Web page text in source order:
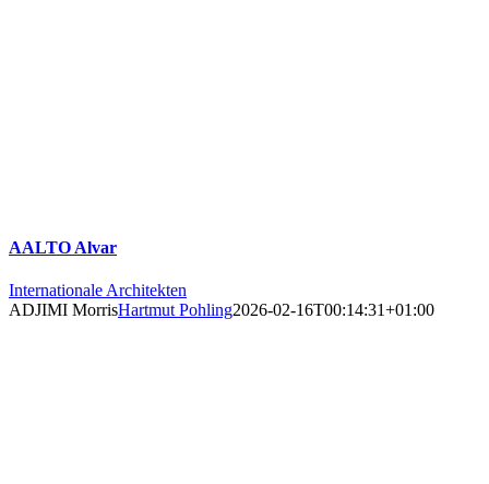
AALTO Alvar
Internationale Architekten
ADJIMI MorrisHartmut Pohling2026-02-16T00:14:31+01:00